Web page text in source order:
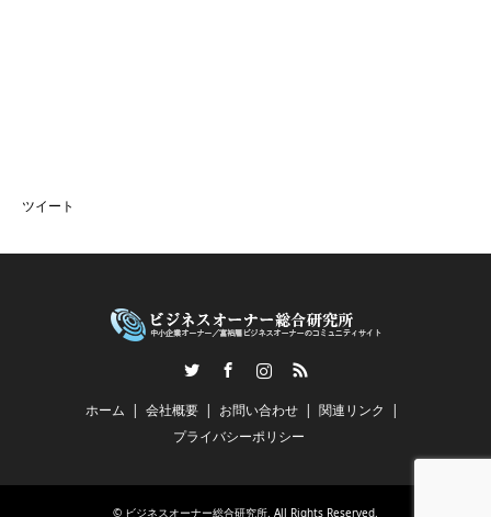
ツイート
InstagramRSS
ホーム 会社概要 お問い合わせ
関連リンク
プライバシーポリシー
© ビジネスオーナー総合研究所 . All Rights Reserved.